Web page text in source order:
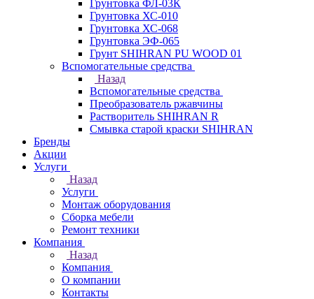
Грунтовка ФЛ-03К
Грунтовка ХС-010
Грунтовка ХС-068
Грунтовка ЭФ-065
Грунт SHIHRAN PU WOOD 01
Вспомогательные средства
Назад
Вспомогательные средства
Преобразователь ржавчины
Растворитель SHIHRAN R
Смывка старой краски SHIHRAN
Бренды
Акции
Услуги
Назад
Услуги
Монтаж оборудования
Сборка мебели
Ремонт техники
Компания
Назад
Компания
О компании
Контакты